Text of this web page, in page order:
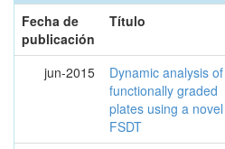
Fecha de
publicación
Título
jun-2015
Dynamic analysis of
functionally graded
plates using a novel
FSDT